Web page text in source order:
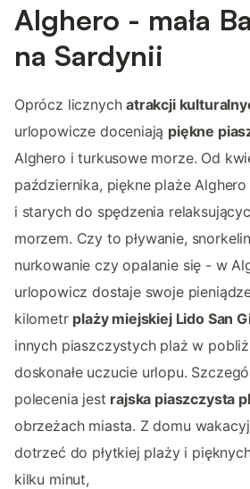
Alghero - mała
na Sardynii
Oprócz licznychatrakcji
urlopowicze doceniają piękne
Alghero i turkusowe morze. Od
października, piękne plaże
i starych do spędzenia
morzem. Czy to pływanie,
nurkowanie czy opalanie się - w
urlopowicz dostaje swoje
kilometr plaży miejskiej Lido San
innych piaszczystych plaż w
doskonałe uczucie urlopu.
polecenia jest rajska piaszczysta
obrzeżach miasta. Z domu
dotrzeć do płytkiej plaży i
kilku minut,